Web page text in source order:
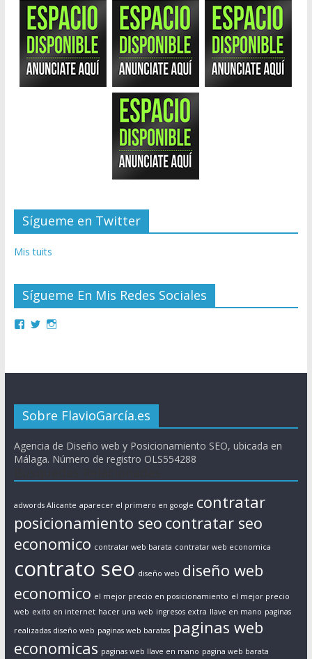
Sígueme en Twitter
Mis tuits
Sígueme En Mis Redes Sociales
Sobre FlavioGarcía.es
Agencia de Diseño web y Posicionamiento SEO, ubicada en
Málaga. Número de registro OLS554288
adwords Alicante aparecer el primero en google contratar
posicionamiento seo contratar seo
economico contratar web barata contratar web economica
contrato seo diseño web diseño web
economico el mejor precio en posicionamiento el mejor precio
web exito en internet hacer una web ingresos extra llave en mano paginas
realizadas diseño web paginas web baratas paginas web
economicas paginas web llave en mano pagina web barata